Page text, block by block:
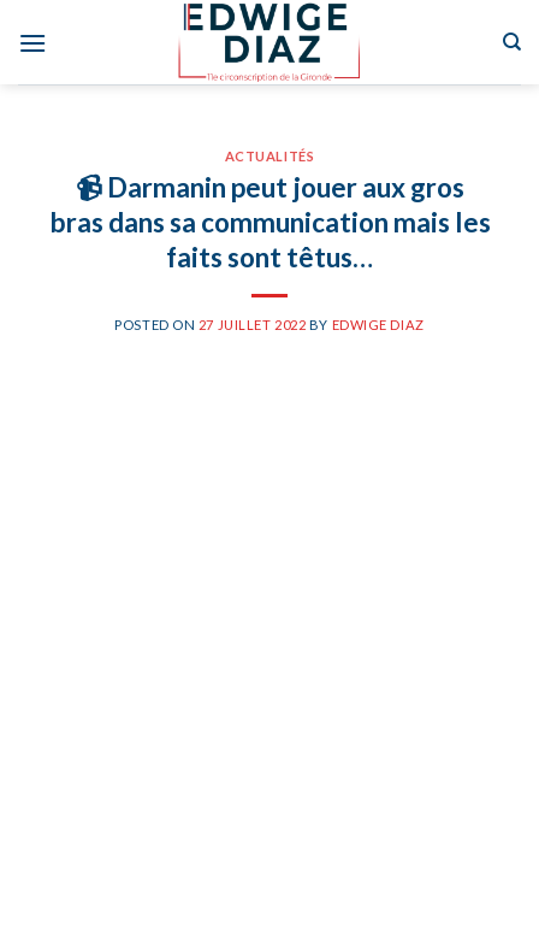
ACTUALITÉS
📹 Darmanin peut jouer aux gros
bras dans sa communication mais les
faits sont têtus…
POSTED ON 27 JUILLET 2022 BY EDWIGE DIAZ